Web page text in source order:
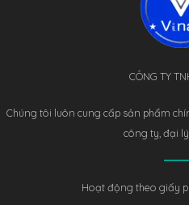
CÔNG TY
Chúng tôi luôn cung cấp sản phẩm
công ty, đại
Hoạt động theo giấy